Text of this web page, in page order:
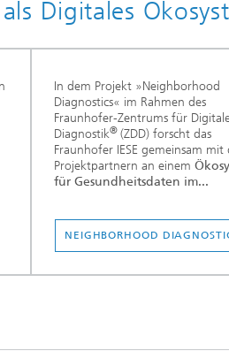
Digitales
In dem Projekt »Neighborhood
Diagnostics« im Rahmen des
Fraunhofer-Zentrums für
Diagnostik® (ZDD) forscht das
Fraunhofer IESE gemeinsam mit
Projektpartnern an einem
für Gesundheitsdaten im...
NEIGHBORHOOD